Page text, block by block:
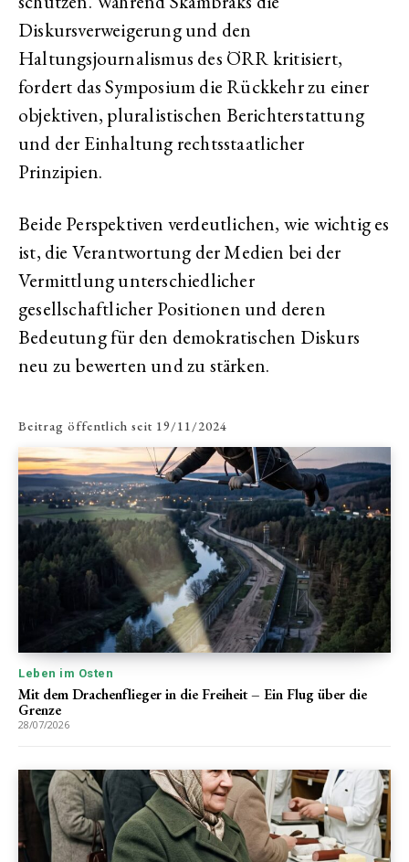
Diskursverweigerung und den
Haltungsjournalismus des ÖRR kritisiert,
fordert das Symposium die Rückkehr zu einer
objektiven, pluralistischen Berichterstattung
und der Einhaltung rechtsstaatlicher
Prinzipien.
Beide Perspektiven verdeutlichen, wie wichtig es
ist, die Verantwortung der Medien bei der
Vermittlung unterschiedlicher
gesellschaftlicher Positionen und deren
Bedeutung für den demokratischen Diskurs
neu zu bewerten und zu stärken.
Beitrag öffentlich seit 19/11/2024
Leben im Osten
Mit dem Drachenflieger in die Freiheit – Ein Flug über die
Grenze
28/07/2026